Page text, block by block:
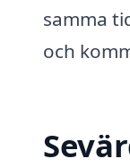
samma
och